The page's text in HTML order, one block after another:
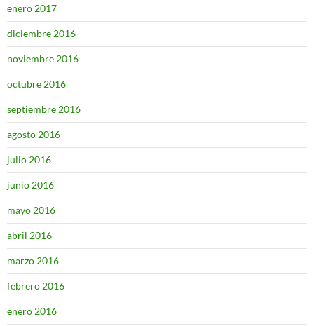
enero 2017
diciembre 2016
noviembre 2016
octubre 2016
septiembre 2016
agosto 2016
julio 2016
junio 2016
mayo 2016
abril 2016
marzo 2016
febrero 2016
enero 2016